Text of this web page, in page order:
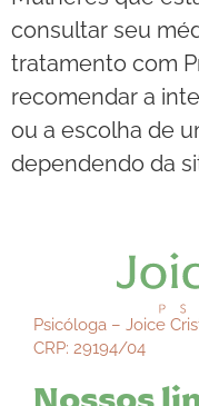
consultar seu
tratamento com
recomendar a
ou a escolha de
dependendo da
Psicóloga – Joice
CRP: 29194/04